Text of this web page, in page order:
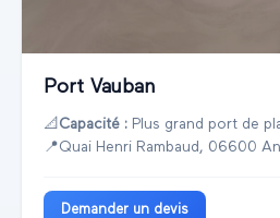
Port Vauban
📐 Capacité : Plus grand port de
📍Quai Henri Rambaud, 06600
Demander un devis